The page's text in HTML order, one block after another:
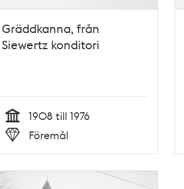
Gräddkanna, från
Siewertz konditori
Tid
1908 till 1976
Typ
Föremål